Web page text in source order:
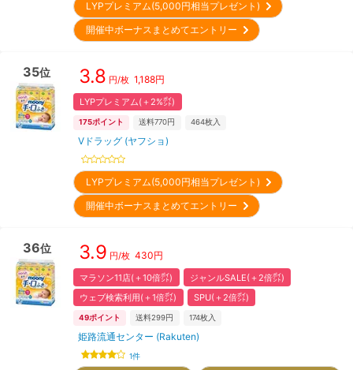
LYPプレミアム(5,000円相当プレゼント)
開催中ボーナスまとめてエントリー
35位 3.8 円/枚 1,188円
LYPプレミアム(＋2%㌽)
175ポイント 送料770円 464枚入
Vドラッグ (ヤフショ)
LYPプレミアム(5,000円相当プレゼント)
開催中ボーナスまとめてエントリー
36位 3.9 円/枚 430円
マラソン11店(＋10倍㌽)
ジャンルSALE(＋2倍㌽)
ウェブ検索利用(＋1倍㌽)
SPU(＋2倍㌽)
49ポイント 送料299円 174枚入
姫路流通センター (Rakuten)
1件